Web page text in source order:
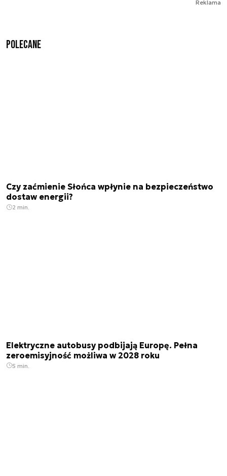
Reklama
Polecane
Czy zaćmienie Słońca wpłynie na bezpieczeństwo
dostaw energii?
2 min.
Elektryczne autobusy podbijają Europę. Pełna
zeroemisyjność możliwa w 2028 roku
5 min.